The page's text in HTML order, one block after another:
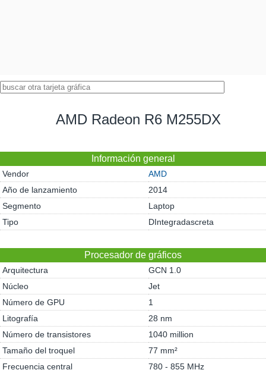
AMD Radeon R6 M255DX
Información general
Vendor
AMD
Año de lanzamiento
2014
Segmento
Laptop
Tipo
DIntegradascreta
Procesador de gráficos
Arquitectura
GCN 1.0
Núcleo
Jet
Número de GPU
1
Litografía
28 nm
Número de transistores
1040 million
Tamaño del troquel
77 mm²
Frecuencia central
780 - 855 MHz